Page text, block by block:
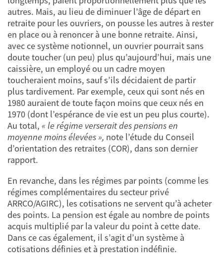
autres. Mais, au lieu de diminuer l’âge de départ en
retraite pour les ouvriers, on pousse les autres à rester
en place ou à renoncer à une bonne retraite. Ainsi,
avec ce système notionnel, un ouvrier pourrait sans
doute toucher (un peu) plus qu’aujourd’hui, mais une
caissière, un employé ou un cadre moyen
toucheraient moins, sauf s’ils décidaient de partir
plus tardivement. Par exemple, ceux qui sont nés en
1980 auraient de toute façon moins que ceux nés en
1970 (dont l’espérance de vie est un peu plus courte).
Au total, « le régime verserait des pensions en
moyenne moins élevées », note l’étude du Conseil
d’orientation des retraites (COR), dans son dernier
rapport.
En revanche, dans les régimes par points (comme les
régimes complémentaires du secteur privé
ARRCO/AGIRC), les cotisations ne servent qu’à acheter
des points. La pension est égale au nombre de points
acquis multiplié par la valeur du point à cette date.
Dans ce cas également, il s’agit d’un système à
cotisations définies et à prestation indéfinie.